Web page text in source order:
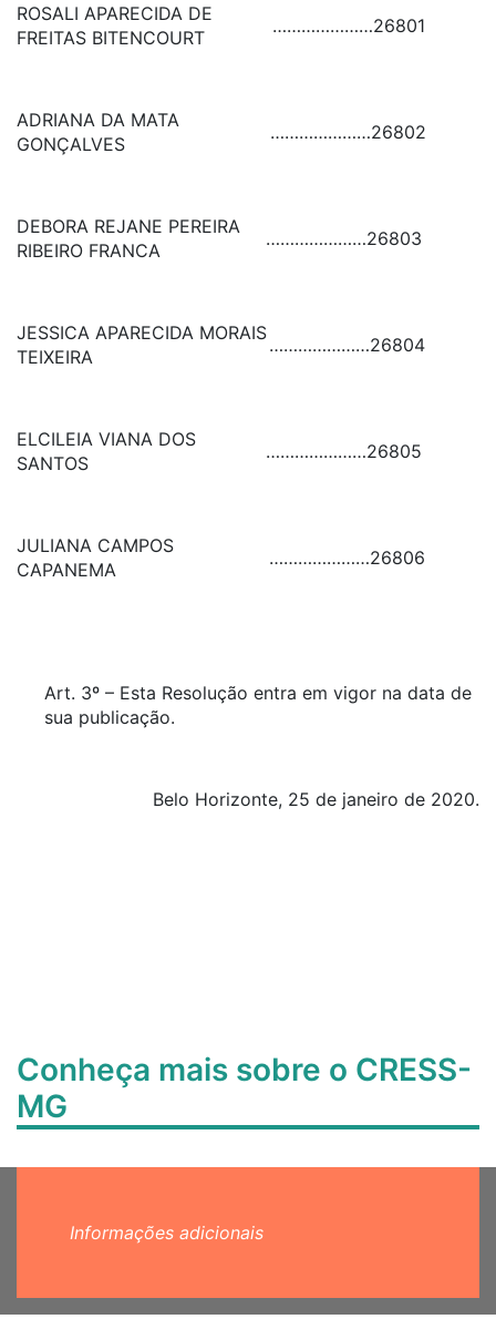
ROSALI APARECIDA DE
FREITAS BITENCOURT
…………………26801
ADRIANA DA MATA
GONÇALVES
…………………26802
DEBORA REJANE PEREIRA
RIBEIRO FRANCA
…………………26803
JESSICA APARECIDA MORAIS
TEIXEIRA
…………………26804
ELCILEIA VIANA DOS
SANTOS
…………………26805
JULIANA CAMPOS
CAPANEMA
…………………26806
Art. 3º – Esta Resolução entra em vigor na data de
sua publicação.
Belo Horizonte, 25 de janeiro de 2020.
Conheça mais sobre o CRESS-
MG
Informações adicionais